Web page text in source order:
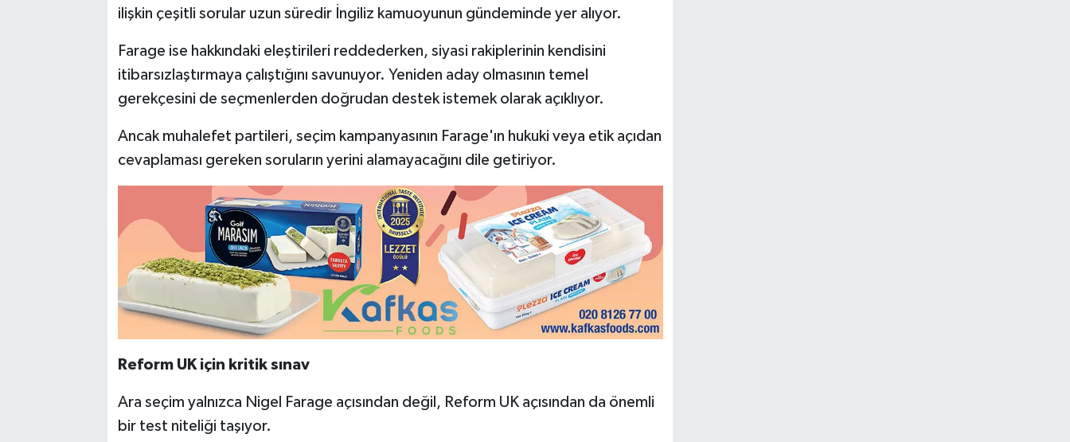
ilişkin çeşitli sorular uzun süredir İngiliz kamuoyunun gündeminde yer alıyor.
Farage ise hakkındaki eleştirileri reddederken, siyasi rakiplerinin kendisini
itibarsızlaştırmaya çalıştığını savunuyor. Yeniden aday olmasının temel
gerekçesini de seçmenlerden doğrudan destek istemek olarak açıklıyor.
Ancak muhalefet partileri, seçim kampanyasının Farage'ın hukuki veya etik açıdan
cevaplaması gereken soruların yerini alamayacağını dile getiriyor.
Reform UK için kritik sınav
Ara seçim yalnızca Nigel Farage açısından değil, Reform UK açısından da önemli
bir test niteliği taşıyor.